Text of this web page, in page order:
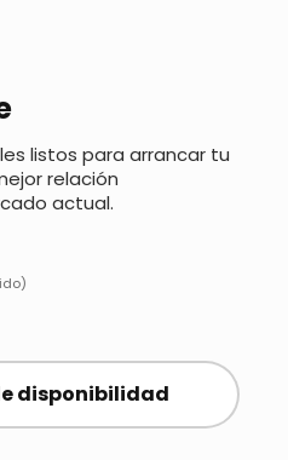
listos para arrancar tu
relación
actual.
disponibilidad